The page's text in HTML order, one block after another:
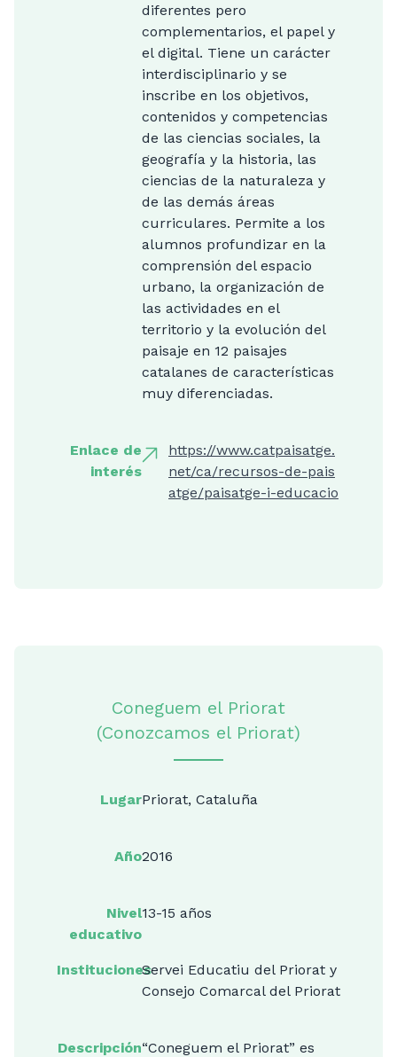
diferentes pero
complementarios, el papel y
el digital. Tiene un carácter
interdisciplinario y se
inscribe en los objetivos,
contenidos y competencias
de las ciencias sociales, la
geografía y la historia, las
ciencias de la naturaleza y
de las demás áreas
curriculares. Permite a los
alumnos profundizar en la
comprensión del espacio
urbano, la organización de
las actividades en el
territorio y la evolución del
paisaje en 12 paisajes
catalanes de características
muy diferenciadas.
Enlace de
interés
https://www.catpaisatge.
net/ca/recursos-de-pais
atge/paisatge-i-educacio
Coneguem el Priorat
(Conozcamos el Priorat)
LugarPriorat, Cataluña
Año2016
Nivel
educativo
13-15 años
InstitucionesServei Educatiu del Priorat y
Consejo Comarcal del Priorat
Descripción“Coneguem el Priorat” es